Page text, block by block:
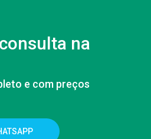
na
e com preços